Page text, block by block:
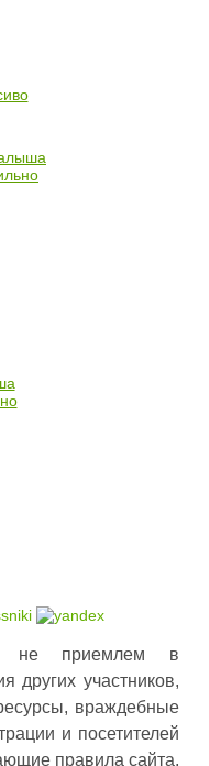
не приемлем в
других участников,
враждебные
и посетителей
правила сайта,